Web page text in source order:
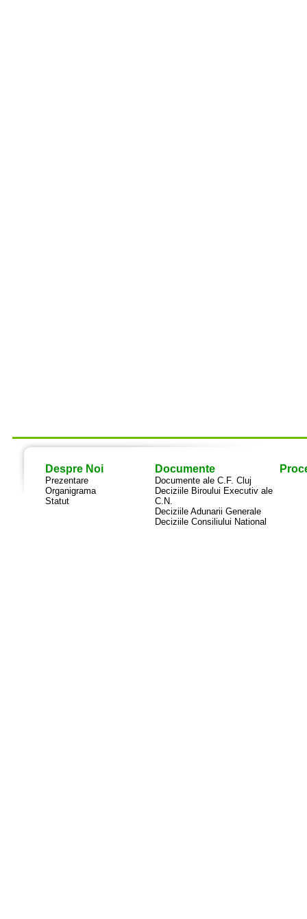
Despre Noi
Prezentare
Organigrama
Statut
Documente
Documente ale C.F. Cluj
Deciziile Biroului Executiv ale
C.N.
Deciziile Adunarii Generale
Deciziile Consiliului National